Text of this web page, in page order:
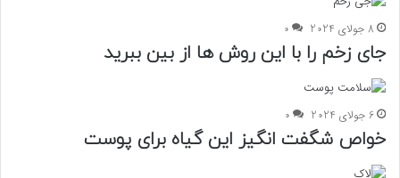
8 جولای 2024 0
جای زخم را با این روش ها از بین ببرید
6 جولای 2024 0
خواص شگفت انگیز این گیاه برای پوست